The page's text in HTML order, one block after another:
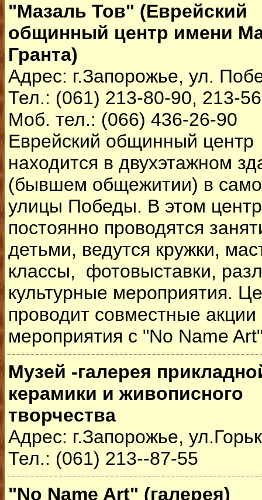
"Мазаль Тов" (Еврейский
общинный центр имени
Гранта)
Адрес: г.Запорожье, ул.
Тел.: (061) 213-80-90, 213-
Моб. тел.: (066) 436-26-90
Еврейский общинный центр
находится в двухэтажном
(бывшем общежитии) в
улицы Победы. В этом
постоянно проводятся
детьми, ведутся кружки,
классы, фотовыставки,
культурные мероприятия.
проводит совместные акции
мероприятия с "No Name
Музей -галерея
керамики и живописного
творчества
Адрес: г.Запорожье,
Тел.: (061) 213--87-55
"No Name Art" (галерея)